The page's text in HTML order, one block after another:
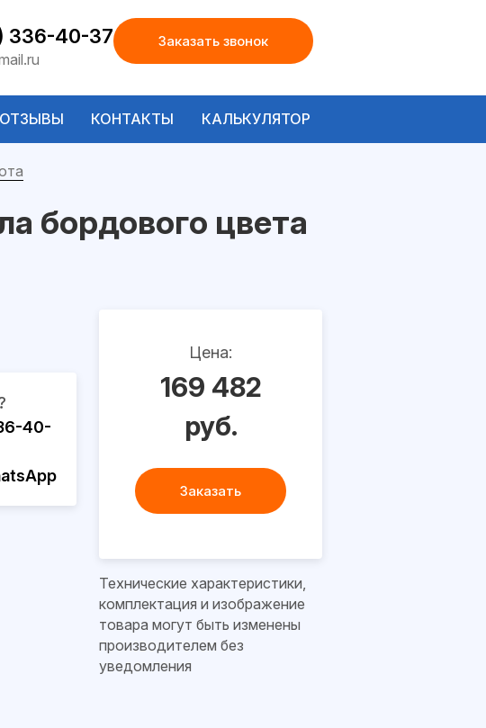
336-40-37 Заказать звонок
ОТЗЫВЫ КОНТАКТЫ КАЛЬКУЛЯТОР
бордового цвета
40-
Цена:
169 482
руб.
Заказать
Технические характеристики,
комплектация и изображение
товара могут быть изменены
производителем без
уведомления